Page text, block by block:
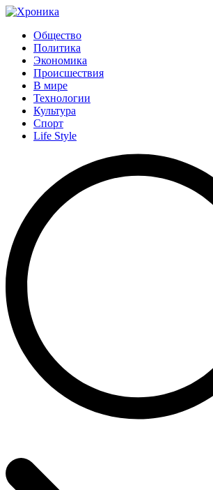
Общество
Политика
Экономика
Происшествия
В мире
Технологии
Культура
Спорт
Life Style